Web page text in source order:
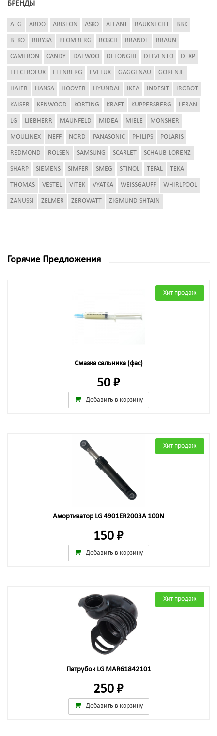
БРЕНДЫ
AEG ARDO ARISTON ASKO ATLANT BAUKNECHT BBK
BEKO BIRYSA BLOMBERG BOSCH BRANDT BRAUN
CAMERON CANDY DAEWOO DELONGHI DELVENTO DEXP
ELECTROLUX ELENBERG EVELUX GAGGENAU GORENJE
HAIER HANSA HOOVER HYUNDAI IKEA INDESIT IROBOT
KAISER KENWOOD KORTING KRAFT KUPPERSBERG LERAN
LG LIEBHERR MAUNFELD MIDEA MIELE MONSHER
MOULINEX NEFF NORD PANASONIC PHILIPS POLARIS
REDMOND ROLSEN SAMSUNG SCARLET SCHAUB-LORENZ
SHARP SIEMENS SIMFER SMEG STINOL TEFAL TEKA
THOMAS VESTEL VITEK VYATKA WEISSGAUFF WHIRLPOOL
ZANUSSI ZELMER ZEROWATT ZIGMUND-SHTAIN
Горячие Предложения
Хит продаж
Смазка сальника (фас)
50 ₽
Добавить в корзину
Хит продаж
Амортизатор LG 4901ER2003A 100N
150 ₽
Добавить в корзину
Хит продаж
Патрубок LG MAR61842101
250 ₽
Добавить в корзину